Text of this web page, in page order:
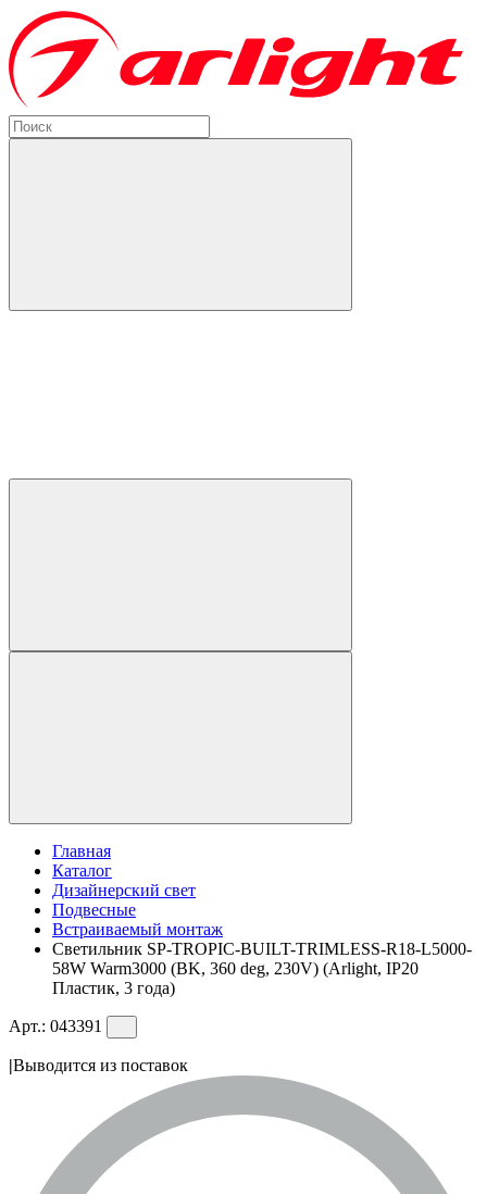
Главная
Каталог
Дизайнерский свет
Подвесные
Встраиваемый монтаж
Светильник SP-TROPIC-BUILT-TRIMLESS-R18-L5000-
58W Warm3000 (BK, 360 deg, 230V) (Arlight, IP20
Пластик, 3 года)
Арт.: 043391
|Выводится из поставок